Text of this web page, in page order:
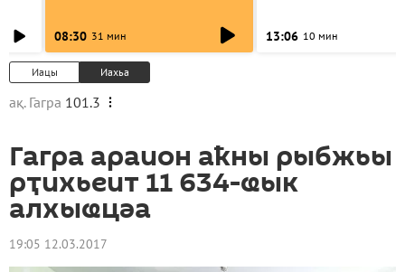
08:30 31 мин 13:06 10 мин
Иацы Иахьа
ақ. Гагра 101.3
Гагра араион аҟны рыбжьы
рҭихьеит 11 634-ҩык
алхыҩцәа
19:05 12.03.2017